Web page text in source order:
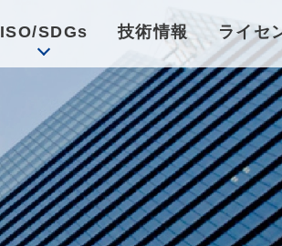
ISO/SDGs 技術情報 ライセ